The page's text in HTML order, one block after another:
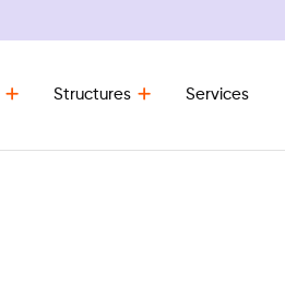
Structures Services